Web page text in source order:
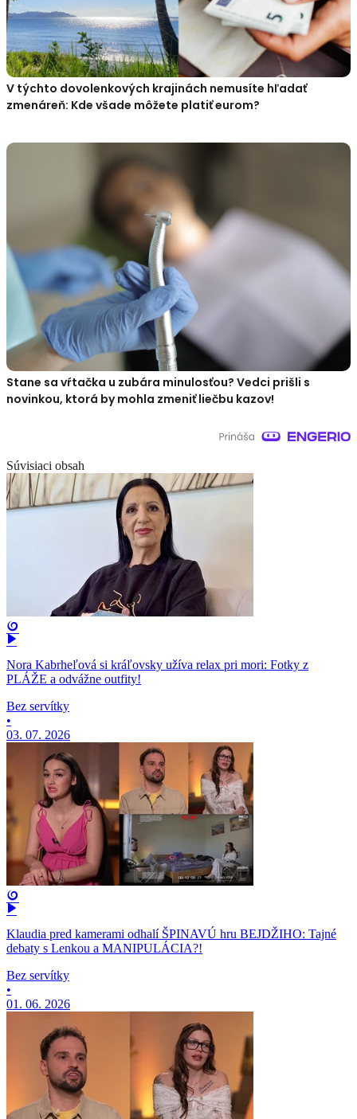
V týchto dovolenkových krajinách nemusíte hľadať
zmenáreň: Kde všade môžete platiť eurom?
Stane sa vŕtačka u zubára minulosťou? Vedci prišli s
novinkou, ktorá by mohla zmeniť liečbu kazov!
Súvisiaci obsah
Nora Kabrheľová si kráľovsky užíva relax pri mori: Fotky z
PLÁŽE a odvážne outfity!
Bez servítky
•
03. 07. 2026
Klaudia pred kamerami odhalí ŠPINAVÚ hru BEJDŽIHO: Tajné
debaty s Lenkou a MANIPULÁCIA?!
Bez servítky
•
01. 06. 2026